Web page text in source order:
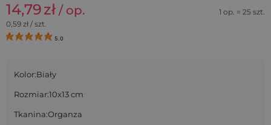
14,79zł / op.
1 op. = 25 szt.
0,59 zł / szt.
5.0
Kolor:Biały
Rozmiar:10x13 cm
Tkanina:Organza